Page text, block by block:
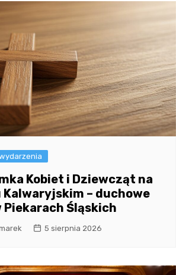
Kobiet i Dziewcząt na
Kalwaryjskim – duchowe
Piekarach Śląskich
5 sierpnia 2026